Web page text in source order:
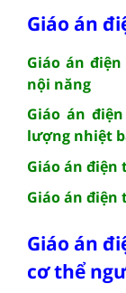
Giáo án
Giáo án
nội năng
Giáo án
lượng nhiệt
Giáo án điện
Giáo án điện
Giáo án
cơ thể